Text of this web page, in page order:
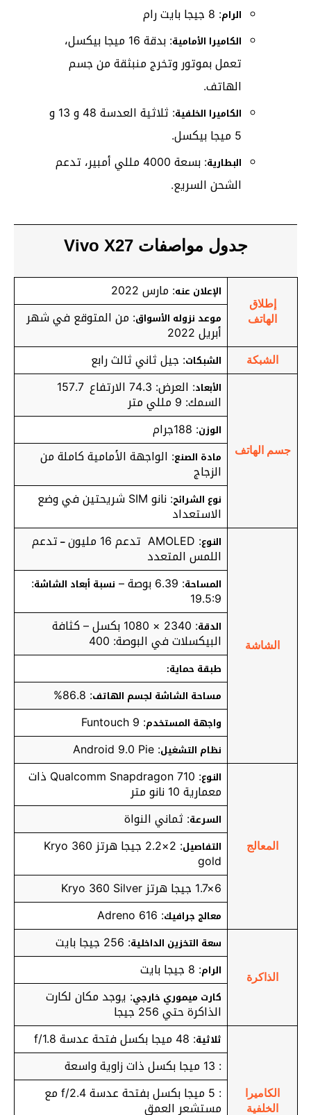
الرام: 8 جيجا بايت رام
الكاميرا الأمامية
: بدقة 16 ميجا بيكسل،
تعمل بموتور وتخرج منبثقة من جسم
الهاتف.
الكاميرا الخلفية
: ثلاثية العدسة 48 و 13 و
5 ميجا بيكسل.
البطارية
: بسعة 4000 مللي أمبير، تدعم
الشحن السريع.
جدول مواصفات Vivo X27
إطلاق
الهاتف
الإعلان عنه: مارس 2022
موعد نزوله الأسواق: من المتوقع في شهر
أبريل 2022
الشبكة الشبكات: جيل ثاني ثالث رابع
جسم الهاتف
الأبعاد : العرض: 74.3 الارتفاع 157.7
السمك: 9 مللي متر
الوزن: 188جرام
مادة الصنع: الواجهة الأمامية كاملة من
الزجاج
نوع الشرائح : نانو SIM شريحتين في وضع
الاستعداد
الشاشة
النوع: AMOLED تدعم 16 مليون – تدعم
اللمس المتعدد
المساحة: 6.39 بوصة – نسبة أبعاد الشاشة:
19.5:9
الدقة : 2340 × 1080 بكسل – كثافة
البيكسلات في البوصة: 400
طبقة حماية:
مساحة الشاشة لجسم الهاتف: 86.8%
واجهة المستخدم: Funtouch 9
نظام التشغيل: Android 9.0 Pie
المعالج
النوع : Qualcomm Snapdragon 710 ذات
معمارية 10 نانو متر
السرعة: ثماني النواة
التفاصيل : 2×2.2 جيجا هرتز Kryo 360
gold
6×1.7 جيجا هرتز Kryo 360 Silver
معالج جرافيك: Adreno 616
الذاكرة
سعة التخزين الداخلية: 256 جيجا بايت
الرام: 8 جيجا بايت
كارت ميموري خارجي: يوجد مكان لكارت
الذاكرة حتي 256 جيجا
الكاميرا
الخلفية
ثلاثية: 48 ميجا بكسل فتحة عدسة f/1.8
: 13 ميجا بكسل ذات زاوية واسعة
: 5 ميجا بكسل بفتحة عدسة f/2.4 مع
مستشعر العمق